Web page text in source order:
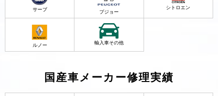
サーブ プジョー
シトロエン
ルノー 輸入車その他
国産車メーカー修理実績